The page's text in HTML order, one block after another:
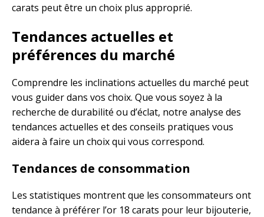
carats peut être un choix plus approprié.
Tendances actuelles et
préférences du marché
Comprendre les inclinations actuelles du marché peut
vous guider dans vos choix. Que vous soyez à la
recherche de durabilité ou d’éclat, notre analyse des
tendances actuelles et des conseils pratiques vous
aidera à faire un choix qui vous correspond.
Tendances de consommation
Les statistiques montrent que les consommateurs ont
tendance à préférer l’or 18 carats pour leur bijouterie,